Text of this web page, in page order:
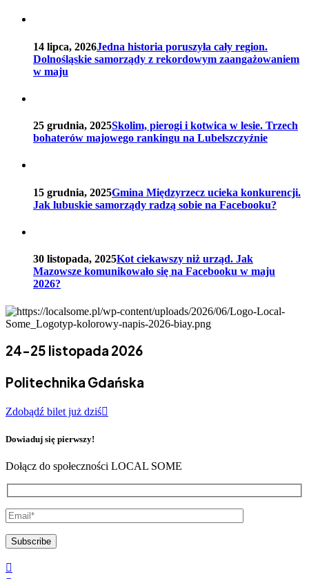
14 lipca, 2026Jedna historia poruszyła cały region.
Dolnośląskie samorządy z rekordowym zaangażowaniem
w maju
25 grudnia, 2025Skolim, pierogi i kotwica w lesie. Trzech
bohaterów majowego rankingu na Lubelszczyźnie
15 grudnia, 2025Gmina Międzyrzecz ucieka konkurencji.
Jak lubuskie samorządy radzą sobie na Facebooku?
30 listopada, 2025Kot ciekawszy niż urząd. Jak
Mazowsze komunikowało się na Facebooku w maju
2026?
24-25 listopada 2026
Politechnika Gdańska
Zdobądź bilet już dziś
Dowiaduj się pierwszy!
Dołącz do społeczności LOCAL SOME